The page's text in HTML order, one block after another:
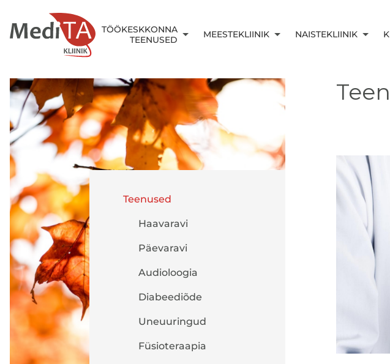
TÖÖKESKKONNA
TEENUSED
MEESTEKLIINIK NAISTEKLIINIK
Teenused
Haavaravi
Päevaravi
Audioloogia
Diabeediõde
Uneuuringud
Füsioteraapia